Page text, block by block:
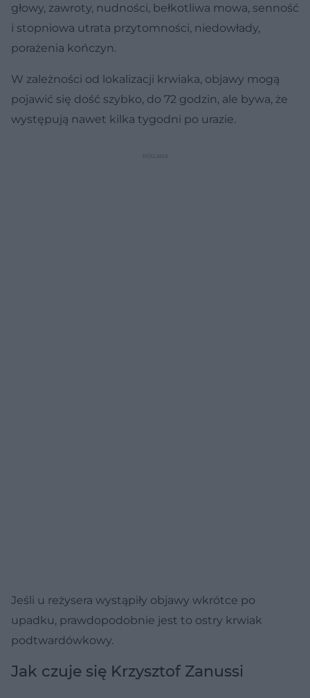
głowy, zawroty, nudności, bełkotliwa mowa, senność
i stopniowa utrata przytomności, niedowłady,
porażenia kończyn.
W zależności od lokalizacji krwiaka, objawy mogą
pojawić się dość szybko, do 72 godzin, ale bywa, że
występują nawet kilka tygodni po urazie.
Jeśli u reżysera wystąpiły objawy wkrótce po
upadku, prawdopodobnie jest to ostry krwiak
podtwardówkowy.
Jak czuje się Krzysztof Zanussi